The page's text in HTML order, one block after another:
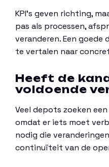
KPI’s geven richting,
pas als processen,
veranderen. Een
te vertalen naar
Heeft de
voldoende
Veel depots zoeken
omdat er iets moet
nodig die
continuïteit van de